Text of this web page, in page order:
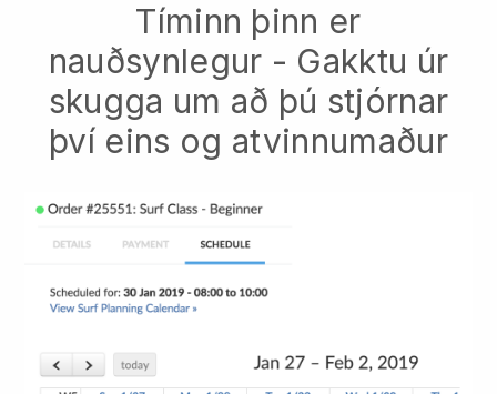
Tíminn þinn er
nauðsynlegur - Gakktu úr
skugga um að þú stjórnar
því eins og atvinnumaður